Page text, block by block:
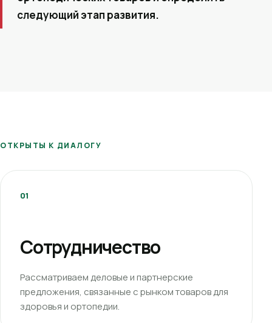
следующий этап развития.
ОТКРЫТЫ К ДИАЛОГУ
01
Сотрудничество
Рассматриваем деловые и партнерские
предложения, связанные с рынком товаров для
здоровья и ортопедии.